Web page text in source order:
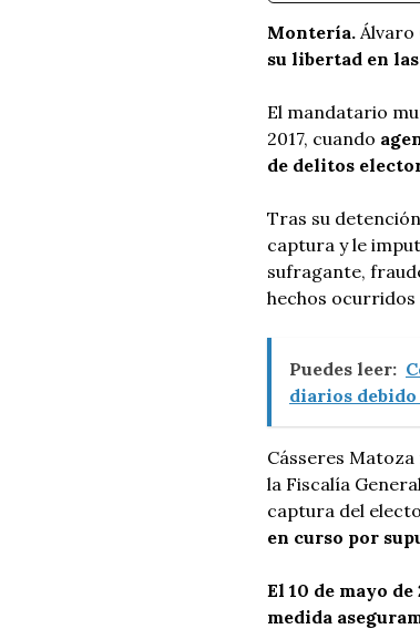
Montería. Álvaro
su libertad en
El mandatario
2017, cuando
de delitos
Tras su
captura y le
sufragante,
hechos ocurridos
Puedes leer:
diarios
Cásseres
la Fiscalía
captura del
en curso por
El 10 de mayo
medida